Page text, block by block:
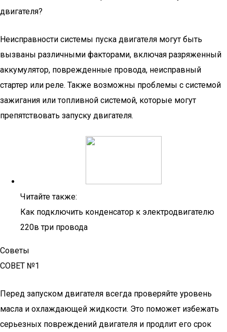
двигателя?
Неисправности системы пуска двигателя могут быть
вызваны различными факторами, включая разряженный
аккумулятор, поврежденные провода, неисправный
стартер или реле. Также возможны проблемы с системой
зажигания или топливной системой, которые могут
препятствовать запуску двигателя.
Читайте также:
Как подключить конденсатор к электродвигателю
220в три провода
Советы
СОВЕТ №1
Перед запуском двигателя всегда проверяйте уровень
масла и охлаждающей жидкости. Это поможет избежать
серьезных повреждений двигателя и продлит его срок